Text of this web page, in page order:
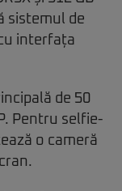
sistemul de
interfața
de 50
Pentru selfie-
o cameră